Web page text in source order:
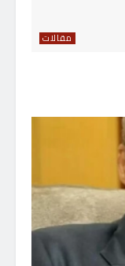
مقالات